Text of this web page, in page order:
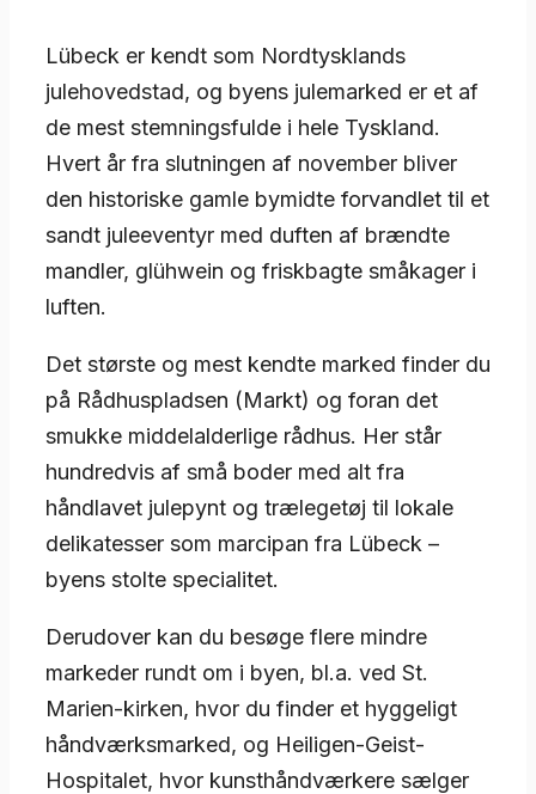
Lübeck er kendt som Nordtysklands
julehovedstad, og byens julemarked er et af
de mest stemningsfulde i hele Tyskland.
Hvert år fra slutningen af november bliver
den historiske gamle bymidte forvandlet til et
sandt juleeventyr med duften af brændte
mandler, glühwein og friskbagte småkager i
luften.
Det største og mest kendte marked finder du
på Rådhuspladsen (Markt) og foran det
smukke middelalderlige rådhus. Her står
hundredvis af små boder med alt fra
håndlavet julepynt og trælegetøj til lokale
delikatesser som marcipan fra Lübeck –
byens stolte specialitet.
Derudover kan du besøge flere mindre
markeder rundt om i byen, bl.a. ved St.
Marien-kirken, hvor du finder et hyggeligt
håndværksmarked, og Heiligen-Geist-
Hospitalet, hvor kunsthåndværkere sælger